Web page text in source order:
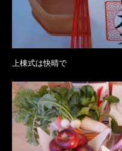
上棟式は快晴で